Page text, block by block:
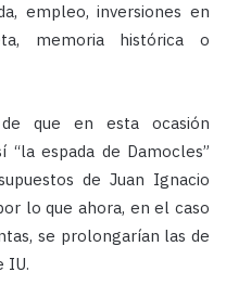
empleo, inversiones en
memoria histórica o
que en esta ocasión
espada de Damocles”
de Juan Ignacio
lo que ahora, en el caso
se prolongarían las de
IU.